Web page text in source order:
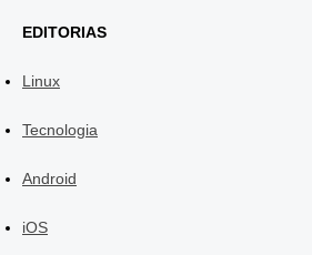
EDITORIAS
Linux
Tecnologia
Android
iOS